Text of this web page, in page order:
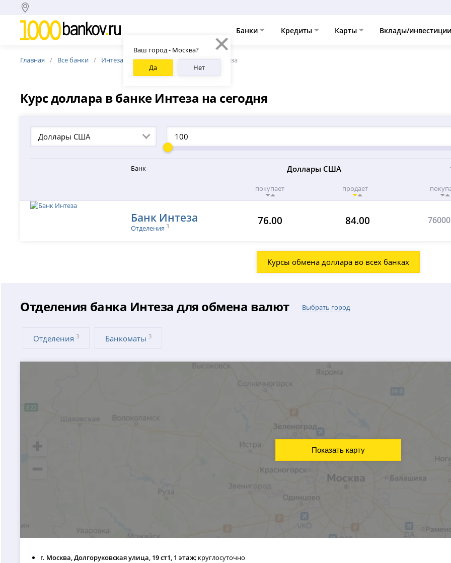
Ваш город - Москва?
Да
Нет
Банки Кредиты Карты Вклады/
Главная Все банки Интеза Курс доллара США банка Интеза
Курс доллара в банке Интеза на сегодня
Доллары США
Банк Доллары США
покупает продает
Банк Интеза
Отделения 3 76.00 84.00
Курсы обмена доллара во всех банках
Отделения банка Интеза для обмена валют Выбрать город
Отделения3 Банкоматы3
г. Москва, Долгоруковская улица, 19 ст1, 1 этаж; круглосуточно
Показать карту